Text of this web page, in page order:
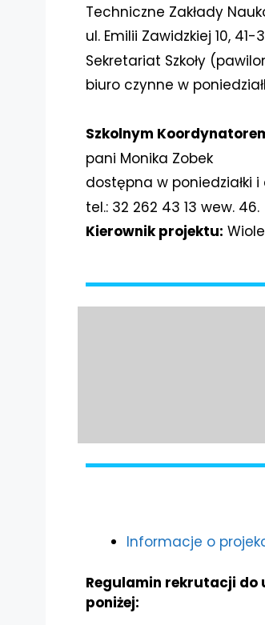
Techniczne Zakłady
ul. Emilii Zawidzkiej 10,
Sekretariat Szkoły
biuro czynne w
Szkolnym
pani Monika Zobek
dostępna w poniedziałki i
tel.: 32 262 43 13 wew. 46.
Kierownik projektu:
Informacje o
Regulamin rekrutacji do
poniżej: